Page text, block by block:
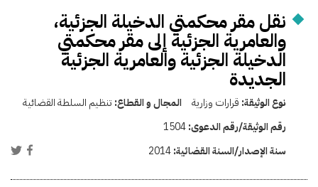
نقل مقر محكمتي الدخيلة الجزئية،
والعامرية الجزئية إلى مقر محكمتي
الدخيلة الجزئية والعامرية الجزئية
الجديدة
نوع الوثيقة: قرارات وزارية المجال و القطاع: تنظيم السلطة القضائية
رقم الوثيقة/رقم الدعوى:1504
سنة الإصدار/السنة القضائية:2014